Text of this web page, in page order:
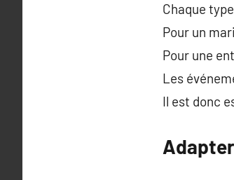
Chaque
Pour un
Pour une
Les
Il est donc